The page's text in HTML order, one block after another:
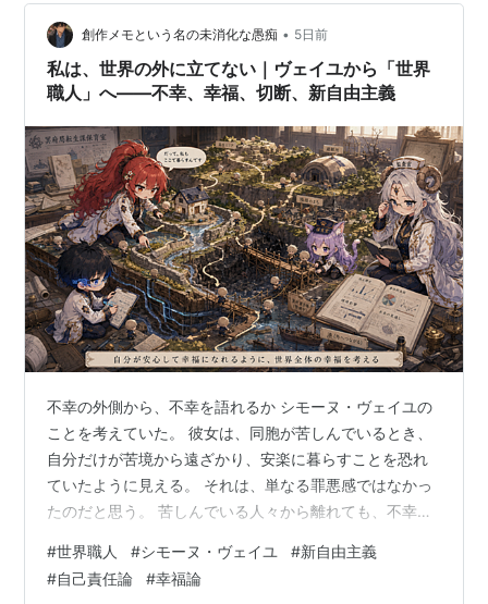
彼女について多くの書物があまれているが、うまく語ら
れることのない哲学者のひとりである。スペイン内戦、
去。
日本では「重力と恩寵」がもっとも有名。
ヴェイユ予想などで知られる数学者アンドレ・ヴェイユ
の妹でもある。
創作メモという名の未消化な愚痴 • 5日前
私は、世界の外に立てない｜ヴェイユから「世界
職人」へ――不幸、幸福、切断、新自由主義
不幸の外側から、不幸を語れるか シモーヌ・ヴェイユの
ことを考えていた。 彼女は、同胞が苦しんでいるとき、
自分だけが苦境から遠ざかり、安楽に暮らすことを恐れ
ていたように見える。 それは、単なる罪悪感ではなかっ
たのだと思う。 苦しんでいる人々から離れても、不幸に
触は失われる。 やがて、遠くからもっともらしいことを
語るだけの人間になる。 そのことを、彼女は思想の堕落
#世界職人 #シモーヌ・ヴェイユ #新自由主義
#自己責任論 #幸福論